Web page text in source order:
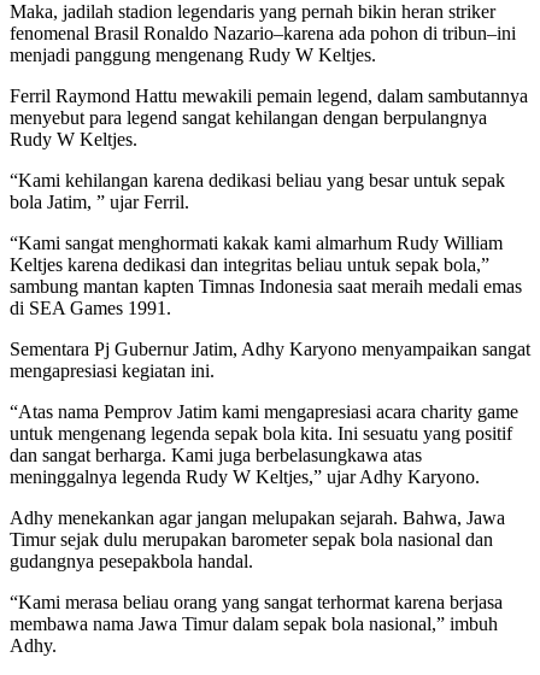
Maka, jadilah stadion legendaris yang pernah bikin heran striker
fenomenal Brasil Ronaldo Nazario–karena ada pohon di tribun–ini
menjadi panggung mengenang Rudy W Keltjes.
Ferril Raymond Hattu mewakili pemain legend, dalam sambutannya
menyebut para legend sangat kehilangan dengan berpulangnya
Rudy W Keltjes.
“Kami kehilangan karena dedikasi beliau yang besar untuk sepak
bola Jatim, ” ujar Ferril.
“Kami sangat menghormati kakak kami almarhum Rudy William
Keltjes karena dedikasi dan integritas beliau untuk sepak bola,”
sambung mantan kapten Timnas Indonesia saat meraih medali emas
di SEA Games 1991.
Sementara Pj Gubernur Jatim, Adhy Karyono menyampaikan sangat
mengapresiasi kegiatan ini.
“Atas nama Pemprov Jatim kami mengapresiasi acara charity game
untuk mengenang legenda sepak bola kita. Ini sesuatu yang positif
dan sangat berharga. Kami juga berbelasungkawa atas
meninggalnya legenda Rudy W Keltjes,” ujar Adhy Karyono.
Adhy menekankan agar jangan melupakan sejarah. Bahwa, Jawa
Timur sejak dulu merupakan barometer sepak bola nasional dan
gudangnya pesepakbola handal.
“Kami merasa beliau orang yang sangat terhormat karena berjasa
membawa nama Jawa Timur dalam sepak bola nasional,” imbuh
Adhy.